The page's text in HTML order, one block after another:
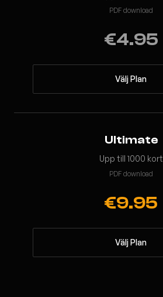
PDF download
€4.95
Välj Plan
Ultimate
Upp till 1000 kort
PDF download
€9.95
Välj Plan